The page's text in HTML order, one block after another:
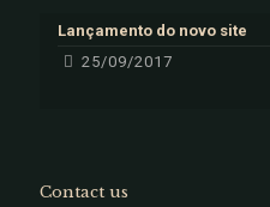
Lançamento do novo site
25/09/2017
Contact us